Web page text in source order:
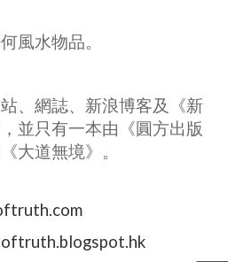
風水物品。
、網誌、新浪博客及《新
並只有一本由《圓方出版
大道無境》。